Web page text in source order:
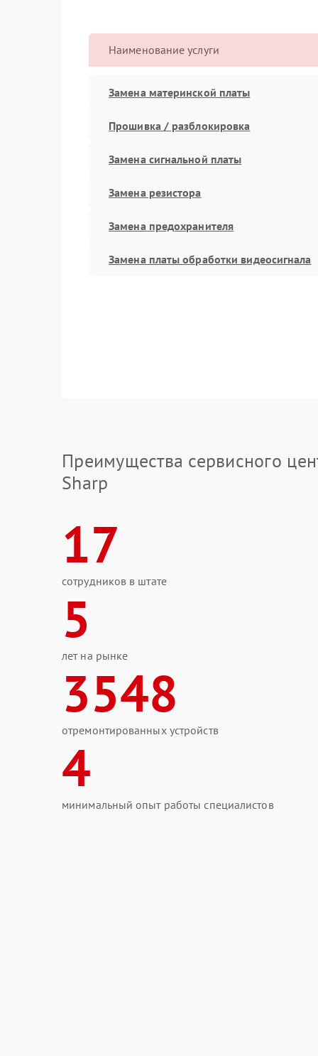
Наименование услуги
Замена материнской платы
Прошивка / разблокировка
Замена сигнальной платы
Замена резистора
Замена предохранителя
Замена платы обработки видеосигнала
Преимущества сервисного
Sharp
17
сотрудников в штате
5
лет на рынке
3548
отремонтированных устройств
4
минимальный опыт работы специалистов